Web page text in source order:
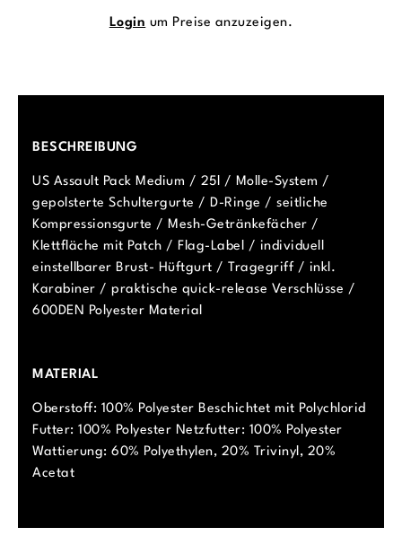
Login um Preise anzuzeigen.
BESCHREIBUNG
US Assault Pack Medium / 25l / Molle-System /
gepolsterte Schultergurte / D-Ringe / seitliche
Kompressionsgurte / Mesh-Getränkefächer /
Klettfläche mit Patch / Flag-Label / individuell
einstellbarer Brust- Hüftgurt / Tragegriff / inkl.
Karabiner / praktische quick-release Verschlüsse /
600DEN Polyester Material
MATERIAL
Oberstoff: 100% Polyester Beschichtet mit Polychlorid
Futter: 100% Polyester Netzfutter: 100% Polyester
Wattierung: 60% Polyethylen, 20% Trivinyl, 20%
Acetat